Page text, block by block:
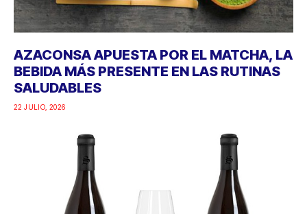
AZACONSA APUESTA POR EL MATCHA, LA
BEBIDA MÁS PRESENTE EN LAS RUTINAS
SALUDABLES
22 JULIO, 2026